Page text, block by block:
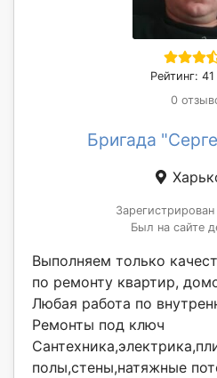
Рейтинг:
0
Бригада
Был на сайте
Выполняем только
по ремонту квартир,
Любая работа по
Ремонты под ключ
полы,стены,натяжные